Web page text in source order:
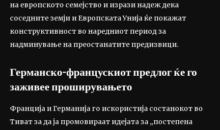
на европското семејство и изрази надеж дека
соседните земји и Европската Унија ќе покажат
конструктивност во наредниот период за
надминување на преостанатите предизвици.
Германско-францускиот предлог ќе го
заживее проширувањето
Франција и Германија го искористија состанокот во
Тиват за да ја промовираат идејата за „постепена